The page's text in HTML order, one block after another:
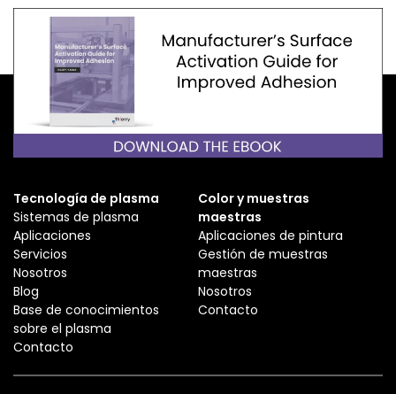
Tecnología de plasma
Sistemas de plasma
Aplicaciones
Servicios
Nosotros
Blog
Base de conocimientos
sobre el plasma
Contacto
Color y muestras
maestras
Aplicaciones de pintura
Gestión de muestras
maestras
Nosotros
Contacto